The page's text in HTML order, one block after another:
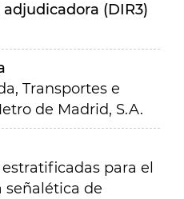
(DIR3)
Transportes e
de Madrid, S.A.
para el
de